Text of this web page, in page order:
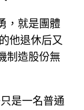
，就是團體
他退休后又
制造股份無
是一名普通